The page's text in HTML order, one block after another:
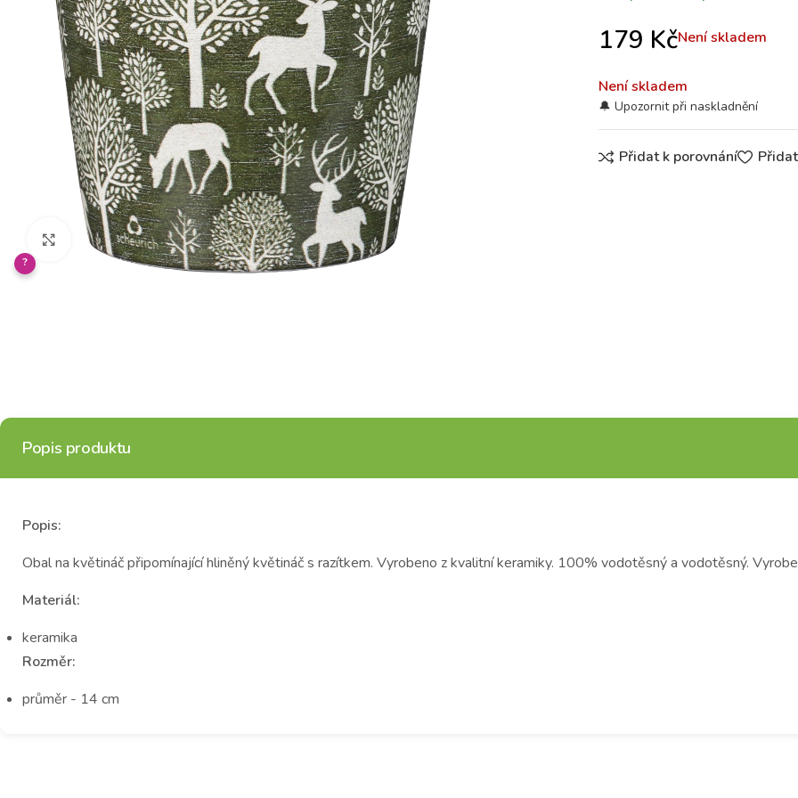
Klikněte pro zvětšení
?
179 KčNení skladem
Není skladem
Přidat k porovnání
Popis produktu
Popis:
Obal na květináč připomínající hliněný květináč s razítkem. Vyrobeno z kvalitní keramiky. 100% vodotěsný a vodotěsný.
Materiál:
keramika
Rozměr:
průměr - 14 cm